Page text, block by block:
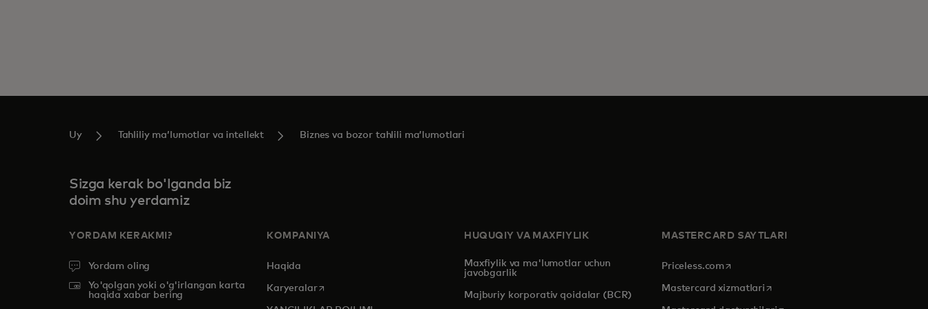
Uy Tahliliy maʼlumotlar va intellekt Biznes va bozor tahlili ma’lumotlari
Sizga kerak bo'lganda biz
doim shu yerdamiz
YORDAM KERAKMI?
Yordam oling
Yo'qolgan yoki o'g'irlangan karta
haqida xabar bering
KOMPANIYA
Haqida
Karyeralaropens in a new tab
HUQUQIY VA MAXFIYLIK
Maxfiylik va ma'lumotlar uchun
javobgarlik
Majburiy korporativ qoidalar (BCR)
MASTERCARD SAYTLARI
Priceless.com opens in a new tab
Mastercard xizmatlari opens in a new tab